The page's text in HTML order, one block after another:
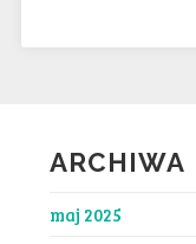
ARCHIWA
maj 2025